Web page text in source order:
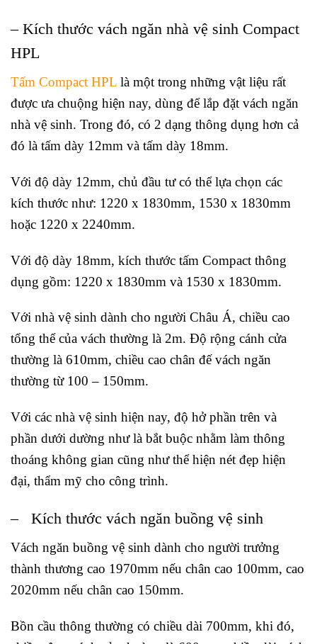
– Kích thước vách ngăn nhà vệ sinh Compact
HPL
Tấm Compact HPL là một trong những vật liệu rất
được ưa chuộng hiện nay, dùng để lắp đặt vách ngăn
nhà vệ sinh. Trong đó, có 2 dạng thông dụng hơn cả
đó là tấm dày 12mm và tấm dày 18mm.
Với độ dày 12mm, chủ đầu tư có thể lựa chọn các
kích thước như: 1220 x 1830mm, 1530 x 1830mm
hoặc 1220 x 2240mm.
Với độ dày 18mm, kích thước tấm Compact thông
dụng gồm: 1220 x 1830mm và 1530 x 1830mm.
Với nhà vệ sinh dành cho người Châu Á, chiều cao
tổng thể của vách thường là 2m. Độ rộng cánh cửa
thường là 610mm, chiều cao chân đế vách ngăn
thường từ 100 – 150mm.
Với các nhà vệ sinh hiện nay, độ hở phần trên và
phần dưới dường như là bắt buộc nhằm làm thông
thoáng không gian cũng như thể hiện nét đẹp hiện
đại, thẩm mỹ cho công trình.
– Kích thước vách ngăn buồng vệ sinh
Vách ngăn buồng vệ sinh dành cho người trưởng
thành thương cao 1970mm nếu chân cao 100mm, cao
2020mm nếu chân cao 150mm.
Bồn cầu thông thường có chiều dài 700mm, khi đó,